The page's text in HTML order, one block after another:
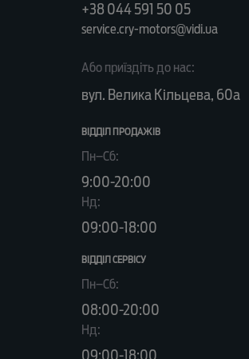
+38 044 591 50 05
service.cry-motors@vidi.ua
Або приїздіть до нас:
вул. Велика Кільцева, 60а
ВІДДІЛ ПРОДАЖІВ
Пн–Сб:
9:00-20:00
Нд:
09:00-18:00
ВІДДІЛ CЕРВІСУ
Пн–Сб:
08:00-20:00
Нд:
09:00-18:00